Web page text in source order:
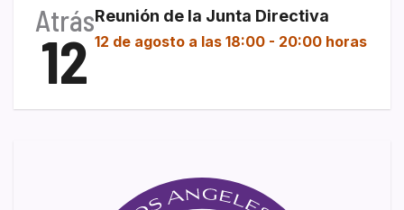
Atrás
12
Reunión de la Junta Directiva
12 de agosto a las 18:00 - 20:00 horas